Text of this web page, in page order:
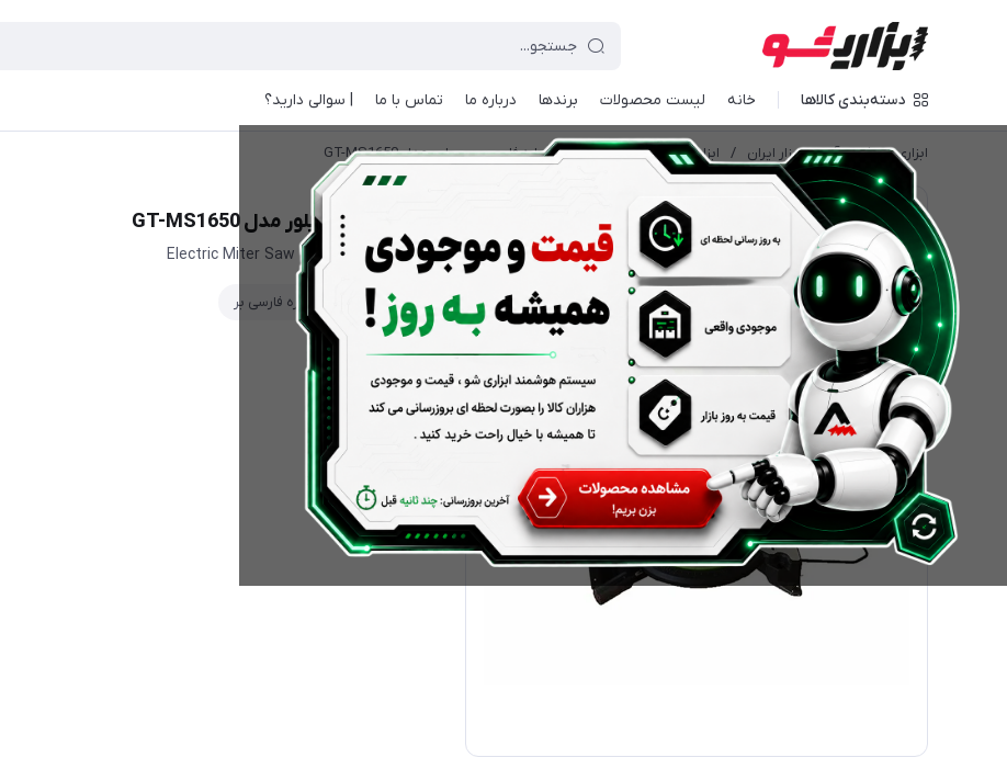
دسته‌بندی کالاها خانه لیست محصولات برندها درباره ما تماس با ما | سوالی دارید؟
ابزاری شو | بازار آنلاین ابزار ایران / ابزار نجاری / اره فارسی بر / اره فارسی بر سیلور مدل GT-MS1650
اره فارسی بر سیلور مدل GT-MS1650
Electric Miter Saw GT-MS1650 SILVER
اره فارسی بر